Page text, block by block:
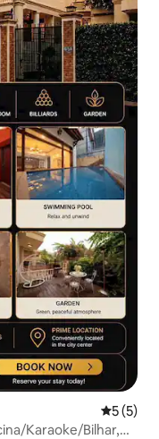
5 (5)
Karaoke/Bilhar,